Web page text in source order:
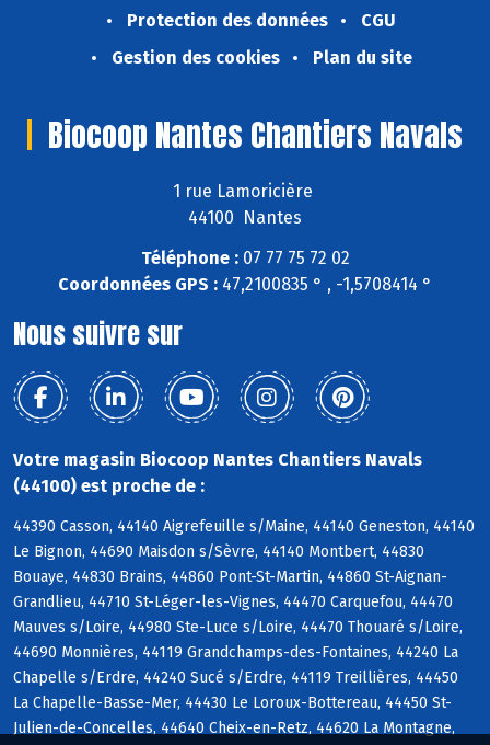
Protection des données
CGU
Gestion des cookies
Plan du site
Biocoop Nantes Chantiers Navals
1 rue Lamoricière
44100 Nantes
Téléphone :07 77 75 72 02
Coordonnées GPS : 47,2100835 ° , -1,5708414 °
Nous suivre sur
Votre magasin Biocoop Nantes Chantiers Navals
(44100) est proche de :
44390 Casson, 44140 Aigrefeuille s/Maine, 44140 Geneston, 44140
Le Bignon, 44690 Maisdon s/Sèvre, 44140 Montbert, 44830
Bouaye, 44830 Brains, 44860 Pont-St-Martin, 44860 St-Aignan-
Grandlieu, 44710 St-Léger-les-Vignes, 44470 Carquefou, 44470
Mauves s/Loire, 44980 Ste-Luce s/Loire, 44470 Thouaré s/Loire,
44690 Monnières, 44119 Grandchamps-des-Fontaines, 44240 La
Chapelle s/Erdre, 44240 Sucé s/Erdre, 44119 Treillières, 44450
La Chapelle-Basse-Mer, 44430 Le Loroux-Bottereau, 44450 St-
Julien-de-Concelles, 44640 Cheix-en-Retz, 44620 La Montagne,